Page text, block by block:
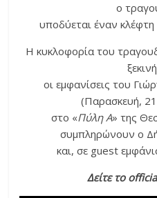
ο
υποδύεται έναν κλέφτη
Η κυκλοφορία του
οι εμφανίσεις του
(Παρασκευή,
στο «Πύλη Α» της
συμπληρώνουν ο
και, σε guest
Δείτε το